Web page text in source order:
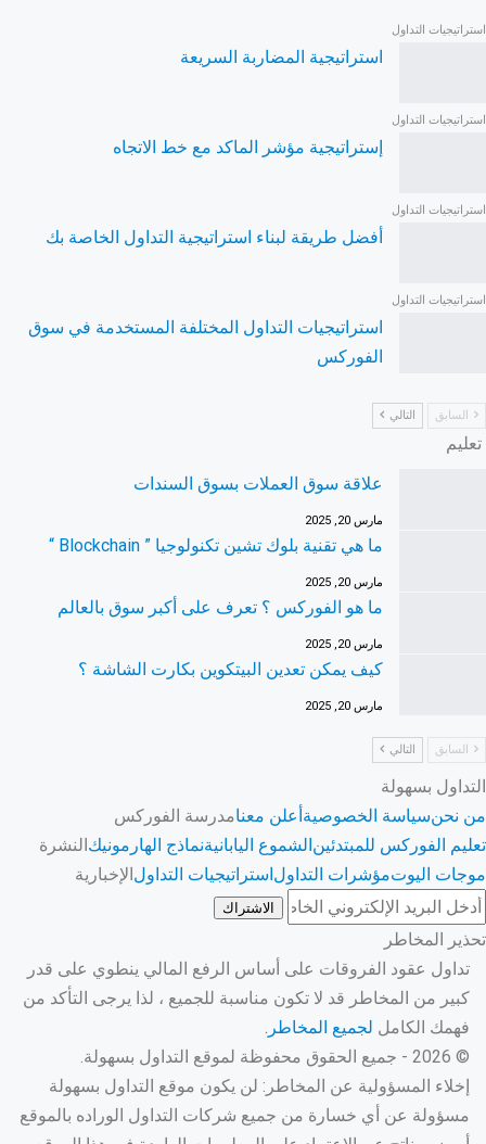
استراتيجيات التداول
استراتيجية المضاربة السريعة
استراتيجيات التداول
إستراتيجية مؤشر الماكد مع خط الاتجاه
استراتيجيات التداول
أفضل طريقة لبناء استراتيجية التداول الخاصة بك
استراتيجيات التداول
استراتيجيات التداول المختلفة المستخدمة في سوق
الفوركس
السابق التالي
تعليم
علاقة سوق العملات بسوق السندات
مارس 20, 2025
ما هي تقنية بلوك تشين تكنولوجيا ” Blockchain “
مارس 20, 2025
ما هو الفوركس ؟ تعرف على أكبر سوق بالعالم
مارس 20, 2025
كيف يمكن تعدين البيتكوين بكارت الشاشة ؟
مارس 20, 2025
السابق التالي
التداول بسهولة
من نحنسياسة الخصوصيةأعلن معنامدرسة الفوركس
تعليم الفوركس للمبتدئينالشموع اليابانيةنماذج الهارمونيك
موجات اليوتمؤشرات التداولاستراتيجيات التداول
النشرة
الإخبارية
الاشتراك
تحذير المخاطر
تداول عقود الفروقات على أساس الرفع المالي ينطوي على قدر
كبير من المخاطر قد لا تكون مناسبة للجميع ، لذا يرجى التأكد من
فهمك الكامل لجميع المخاطر.
© 2026 - جميع الحقوق محفوظة لموقع التداول بسهولة.
إخلاء المسؤولية عن المخاطر: لن يكون موقع التداول بسهولة
مسؤولة عن أي خسارة من جميع شركات التداول الوراده بالموقع